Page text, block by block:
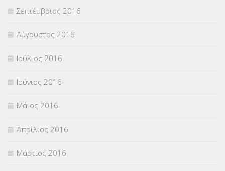
Σεπτέμβριος 2016
Αύγουστος 2016
Ιούλιος 2016
Ιούνιος 2016
Μάιος 2016
Απρίλιος 2016
Μάρτιος 2016